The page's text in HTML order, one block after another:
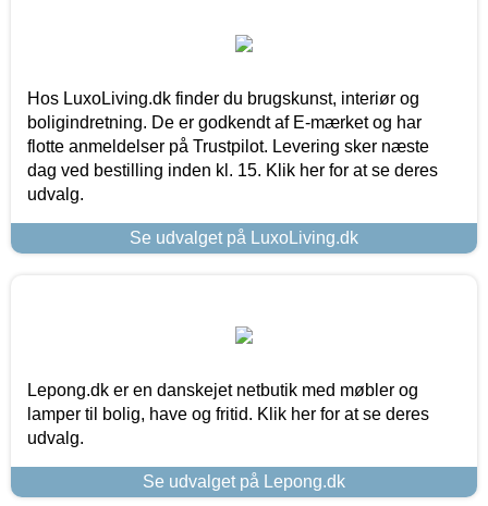
Hos LuxoLiving.dk finder du brugskunst, interiør og
boligindretning. De er godkendt af E-mærket og har
flotte anmeldelser på Trustpilot. Levering sker næste
dag ved bestilling inden kl. 15. Klik her for at se deres
udvalg.
Se udvalget på LuxoLiving.dk
Lepong.dk er en danskejet netbutik med møbler og
lamper til bolig, have og fritid. Klik her for at se deres
udvalg.
Se udvalget på Lepong.dk